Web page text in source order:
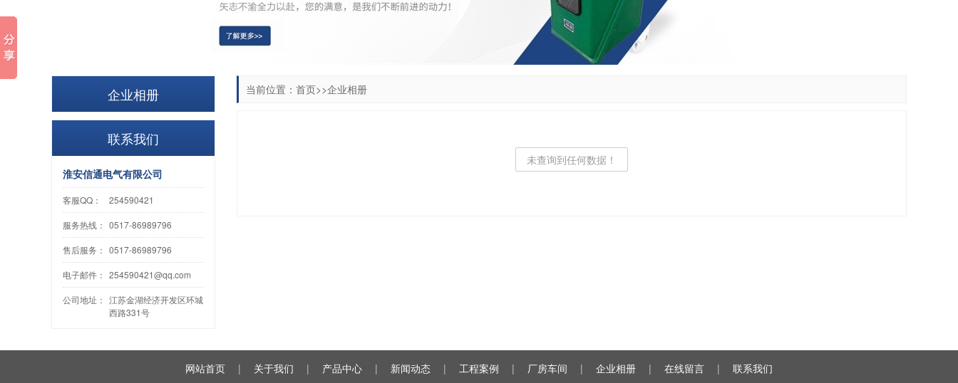
当前位置： 首页>>企业相册
未查询到任何数据！
企业相册
联系我们
淮安信通电气有限公司
客服QQ： 254590421
服务热线： 0517-86989796
售后服务： 0517-86989796
电子邮件： 254590421@qq.com
公司地址： 江苏金湖经济开发区环城
西路331号
网站首页 | 关于我们 | 产品中心 | 新闻动态 | 工程案例 | 厂房车间 | 企业相册 | 在线留言 | 联系我们